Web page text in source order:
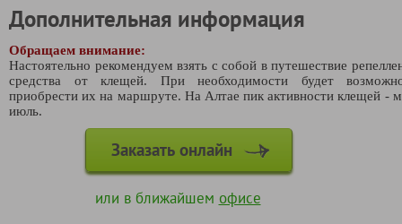
Дополнительная информация
Обращаем внимание:
Настоятельно рекомендуем взять с собой в путешествие
средства от клещей. При необходимости будет
приобрести их на маршруте. На Алтае пик активности клещей -
июль.
Заказать онлайн
или в ближайшем офисе